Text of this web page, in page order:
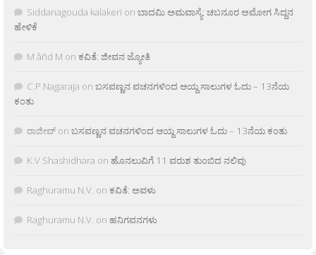
Siddanagouda kalakeri on ಬಾದಮಿ ಅಮವಾಸ್ಯೆ: ಚಬನೂರ ಅಮೋಗ ಸಿದ್ದನ
ಹೇಳಿಕೆ
M âñd M on ಕವಿತೆ: ಜೀವನ ಜ್ಯೋತಿ
C.P.Nagaraja on ಬಸವಣ್ಣನ ವಚನಗಳಿಂದ ಆಯ್ದ ಸಾಲುಗಳ ಓದು – 13ನೆಯ
ಕಂತು
ರಾಜೀವ್ on ಬಸವಣ್ಣನ ವಚನಗಳಿಂದ ಆಯ್ದ ಸಾಲುಗಳ ಓದು – 13ನೆಯ ಕಂತು
K.V Shashidhara on ಹೊನಲುವಿಗೆ 11 ವರುಶ ತುಂಬಿದ ನಲಿವು
Raghuramu N.V. on ಕವಿತೆ: ಅವಳು
Raghuramu N.V. on ಹನಿಗವನಗಳು